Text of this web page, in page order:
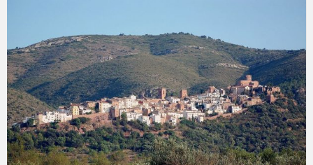
Presentació del llibre &quot;La mare&quot;, d'Emma Zafon